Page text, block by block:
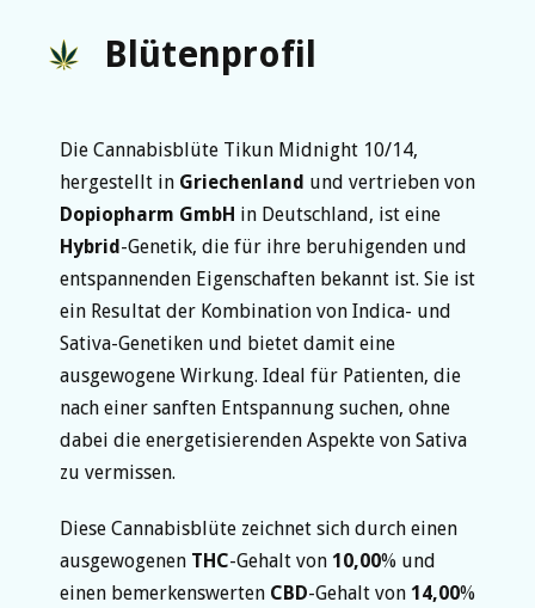
Blütenprofil
Die Cannabisblüte Tikun Midnight 10/14,
hergestellt in Griechenland und vertrieben von
Dopiopharm GmbH in Deutschland, ist eine
Hybrid-Genetik, die für ihre beruhigenden und
entspannenden Eigenschaften bekannt ist. Sie ist
ein Resultat der Kombination von Indica- und
Sativa-Genetiken und bietet damit eine
ausgewogene Wirkung. Ideal für Patienten, die
nach einer sanften Entspannung suchen, ohne
dabei die energetisierenden Aspekte von Sativa
zu vermissen.
Diese Cannabisblüte zeichnet sich durch einen
ausgewogenen THC-Gehalt von 10,00% und
einen bemerkenswerten CBD-Gehalt von 14,00%